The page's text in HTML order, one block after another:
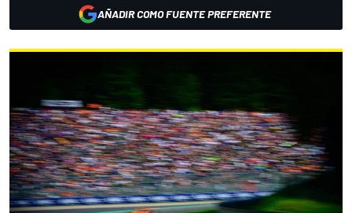
AÑADIR COMO FUENTE PREFERENTE